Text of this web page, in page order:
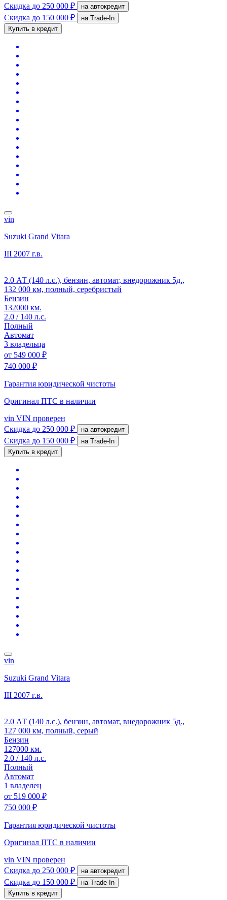
Скидка до 250 000 ₽ на автокредит
Скидка до 150 000 ₽
на Trade-In
Купить в кредит
vin
Suzuki Grand Vitara
III 2007 г.в.
2.0 АТ (140 л.с.), бензин, автомат, внедорожник 5д.,
132 000 км, полный, серебристый
Бензин
132000 км.
2.0 / 140 л.с.
Полный
Автомат
3 владельца
от 549 000 ₽
740 000 ₽
Гарантия юридической чистоты
Оригинал ПТС в наличии
vin VIN проверен
Скидка до 250 000 ₽ на автокредит
Скидка до 150 000 ₽
на Trade-In
Купить в кредит
vin
Suzuki Grand Vitara
III 2007 г.в.
2.0 АТ (140 л.с.), бензин, автомат, внедорожник 5д.,
127 000 км, полный, серый
Бензин
127000 км.
2.0 / 140 л.с.
Полный
Автомат
1 владелец
от 519 000 ₽
750 000 ₽
Гарантия юридической чистоты
Оригинал ПТС в наличии
vin VIN проверен
Скидка до 250 000 ₽ на автокредит
Скидка до 150 000 ₽
на Trade-In
Купить в кредит